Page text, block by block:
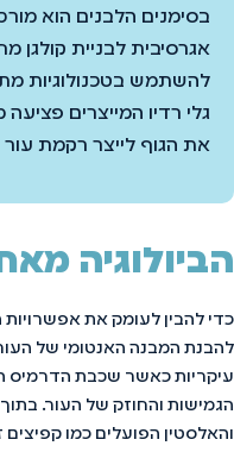
בסימנים הלבנים הוא
אגרסיבית לבניית
להשתמש בטכנולוגיות
גלי רדיו המייצרים
את הגוף לייצר רקמת
הביולוגיה
כדי להבין לעומק את אפשרויות
להבנת המבנה האנטומי של
עיקריות כאשר שכבת הדרמיס
הגמישות והחוזק של העור.
והאלסטין הפועלים כמו